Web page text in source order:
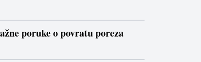
poruke o povratu poreza